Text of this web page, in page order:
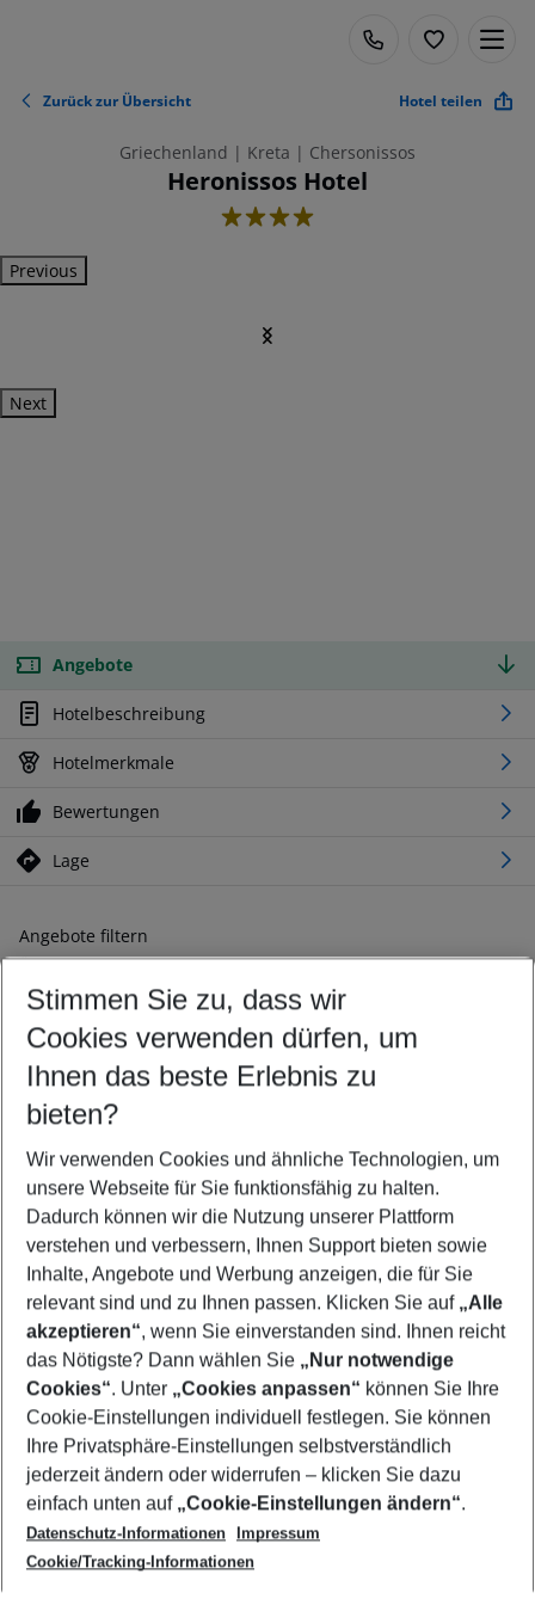
Zurück zur Übersicht Hotel teilen
Griechenland | Kreta | Chersonissos
Heronissos Hotel
4
Previous
Next
Angebote
Hotelbeschreibung
Hotelmerkmale
Bewertungen
Lage
Angebote filtern
Ändern Sie Ihre Kriterien nach Ihren Wünschen
Abflughafen wählen
Beliebiger Abflughafen
Reisezeitraum wählen
12.08.26– 10.08.27 5-8 Nächte
2 Erwachsene Keine Kinder
Mehr Filter anzeigen
Footer
Footer navigation
Über uns
AGB
Cookie-Einstellungen ändern
Cookie-Richtlinie
Datenschutz
Service & Hilfe
Barrierefreies Reisen
Check-in
Folgen Sie uns
Stimmen Sie zu, dass wir
Cookies verwenden dürfen, um
Ihnen das beste Erlebnis zu
bieten?
Wir verwenden Cookies und ähnliche Technologien, um
unsere Webseite für Sie funktionsfähig zu halten.
Dadurch können wir die Nutzung unserer Plattform
verstehen und verbessern, Ihnen Support bieten sowie
Inhalte, Angebote und Werbung anzeigen, die für Sie
relevant sind und zu Ihnen passen. Klicken Sie auf „Alle
akzeptieren“, wenn Sie einverstanden sind. Ihnen reicht
das Nötigste? Dann wählen Sie „Nur notwendige
Cookies“. Unter „Cookies anpassen“ können Sie Ihre
Cookie-Einstellungen individuell festlegen. Sie können
Ihre Privatsphäre-Einstellungen selbstverständlich
jederzeit ändern oder widerrufen – klicken Sie dazu
einfach unten auf „Cookie-Einstellungen ändern“.
Datenschutz-Informationen
Impressum
Cookie/Tracking-Informationen